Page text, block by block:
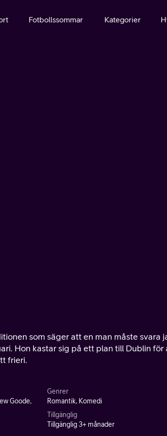
Fotbollssommar Kategorier
som säger att en man måste svara
Hon kastar sig på ett plan till Dublin för
frieri.
Goode,
Genrer
Romantik, Komedi
Tillgänglig
Tillgänglig 3+ månader